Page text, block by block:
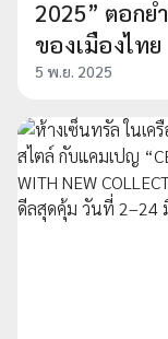
2025” ตอกย้
ของเมืองไทย
5 พ.ย. 2025